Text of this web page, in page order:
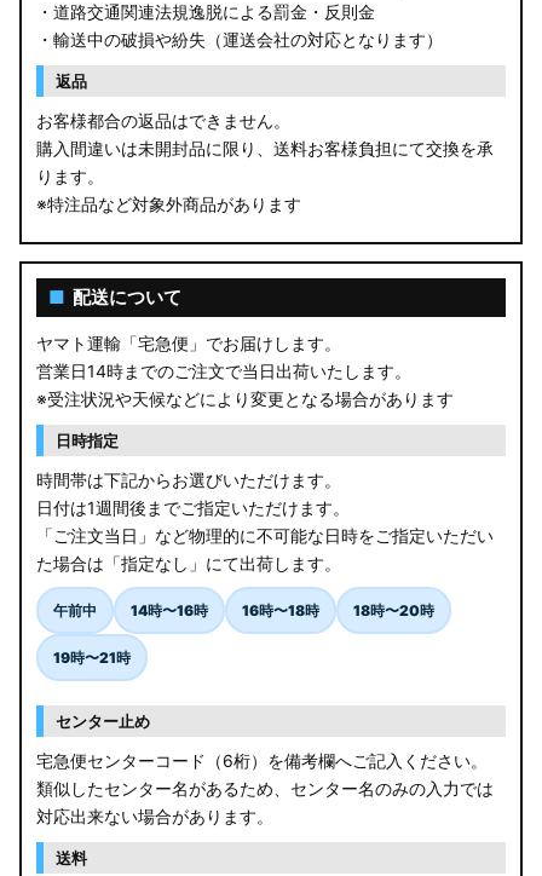
VN5 VNH レヴォーグ / レイバック
ZD8 BRZ
ZC6 BRZ
URJ201 LX570
AGL10W RX450h
USF/UVF4# LS600h
JF5/6 N-BOX カスタム
MK94S/MK54S スペーシア / カスタム
ZCEDS/ZDEDS/ZCDDS/ZDDDS スイフト
AZSH36W/AZSH37W クラウンスポーツ
LA400K コペン
汎用LEDバルブ
アウトレット
JB64W/JB74W/JC74W ジムニー/シエラ/ノマド
・道路交通関連法規逸脱による罰金・反則金
・輸送中の破損や紛失（運送会社の対応となります）
返品
お客様都合の返品はできません。
購入間違いは未開封品に限り、送料お客様負担にて交換を承
ります。
※特注品など対象外商品があります
■ 配送について
ヤマト運輸「宅急便」でお届けします。
営業日14時までのご注文で当日出荷いたします。
※受注状況や天候などにより変更となる場合があります
日時指定
時間帯は下記からお選びいただけます。
日付は1週間後までご指定いただけます。
「ご注文当日」など物理的に不可能な日時をご指定いただい
た場合は「指定なし」にて出荷します。
午前中 14時〜16時 16時〜18時 18時〜20時
19時〜21時
センター止め
宅急便センターコード（6桁）を備考欄へご記入ください。
類似したセンター名があるため、センター名のみの入力では
対応出来ない場合があります。
送料